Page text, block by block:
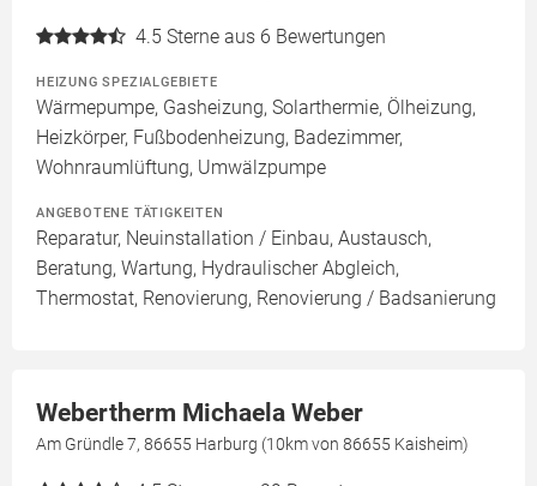
4.5 Sterne aus 6 Bewertungen
HEIZUNG SPEZIALGEBIETE
Wärmepumpe, Gasheizung, Solarthermie, Ölheizung,
Heizkörper, Fußbodenheizung, Badezimmer,
Wohnraumlüftung, Umwälzpumpe
ANGEBOTENE TÄTIGKEITEN
Reparatur, Neuinstallation / Einbau, Austausch,
Beratung, Wartung, Hydraulischer Abgleich,
Thermostat, Renovierung, Renovierung / Badsanierung
Webertherm Michaela Weber
Am Gründle 7, 86655 Harburg (10km von 86655 Kaisheim)